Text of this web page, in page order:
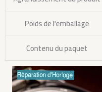
Poids de l'emballage
Contenu du paquet